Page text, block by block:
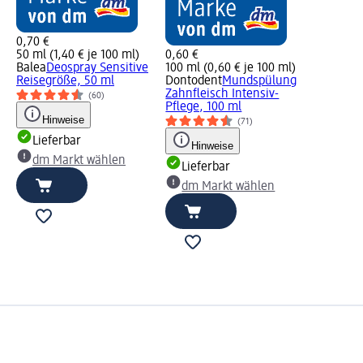
0,70 €
50 ml (1,40 € je 100 ml)
BaleaDeospray Sensitive
Reisegröße, 50 ml
(60)
Hinweise
Lieferbar
dm Markt wählen
0,60 €
100 ml (0,60 € je 100 ml)
DontodentMundspülung
Zahnfleisch Intensiv-
Pflege, 100 ml
(71)
Hinweise
Lieferbar
dm Markt wählen